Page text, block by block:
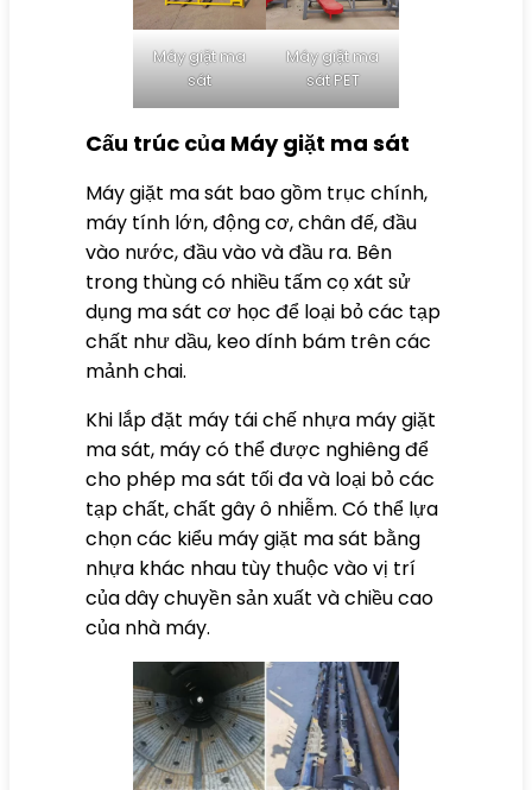
Máy giặt ma
sát
Máy giặt ma
sát PET
Cấu trúc của Máy giặt ma sát
Máy giặt ma sát bao gồm trục chính,
máy tính lớn, động cơ, chân đế, đầu
vào nước, đầu vào và đầu ra. Bên
trong thùng có nhiều tấm cọ xát sử
dụng ma sát cơ học để loại bỏ các tạp
chất như dầu, keo dính bám trên các
mảnh chai.
Khi lắp đặt máy tái chế nhựa máy giặt
ma sát, máy có thể được nghiêng để
cho phép ma sát tối đa và loại bỏ các
tạp chất, chất gây ô nhiễm. Có thể lựa
chọn các kiểu máy giặt ma sát bằng
nhựa khác nhau tùy thuộc vào vị trí
của dây chuyền sản xuất và chiều cao
của nhà máy.